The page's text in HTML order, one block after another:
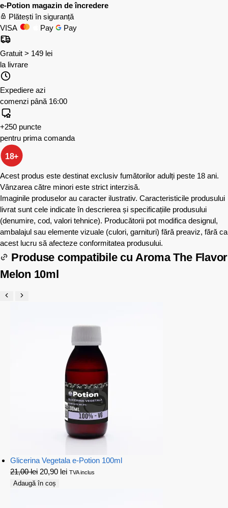
e-Potion magazin de încredere
Plătești în siguranță
VISA
Pay Pay
Gratuit > 149 lei
la livrare
Expediere azi
comenzi până 16:00
+250 puncte
pentru prima comanda
18+
Acest produs este destinat exclusiv fumătorilor adulți peste 18 ani.
Vânzarea către minori este strict interzisă.
Imaginile produselor au caracter ilustrativ. Caracteristicile produsului
livrat sunt cele indicate în descrierea și specificațiile produsului
(denumire, cod, valori tehnice). Producătorii pot modifica designul,
ambalajul sau elemente vizuale (culori, garnituri) fără preaviz, fără ca
acest lucru să afecteze conformitatea produsului.
Produse compatibile cu Aroma The Flavor
Melon 10ml
Glicerina Vegetala e-Potion 100ml
21,00lei 20,90 lei TVA inclus
Adaugă în coș